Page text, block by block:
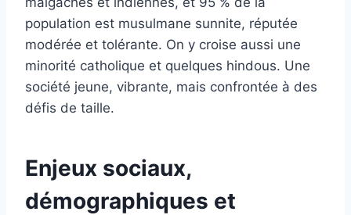
population est musulmane sunnite, réputée
modérée et tolérante. On y croise aussi une
minorité catholique et quelques hindous. Une
société jeune, vibrante, mais confrontée à des
défis de taille.
Enjeux sociaux,
démographiques et